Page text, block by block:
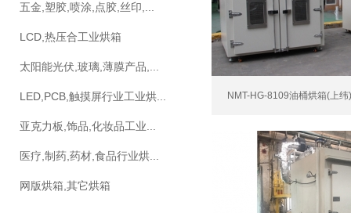
五金,塑胶,喷涂,点胶,丝印,...
LCD,热压合工业烘箱
太阳能光伏,玻璃,薄膜产品,...
LED,PCB,触摸屏行业工业烘...
亚克力板,饰品,化妆品工业...
医疗,制药,药材,食品行业烘...
网版烘箱,其它烘箱
NMT-HG-8109油桶烘箱(上纬)